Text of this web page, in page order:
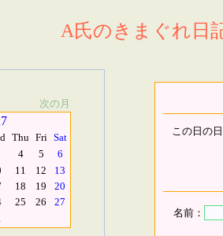
A氏のきまぐれ日
次の月
Thu Fri Sat
4 5
6
11 12
13
18 19
20
25 26
27
この日の
名前：